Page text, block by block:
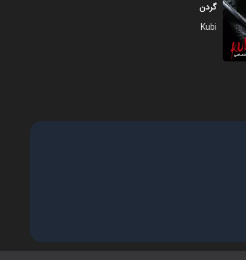
گردن
Kubi